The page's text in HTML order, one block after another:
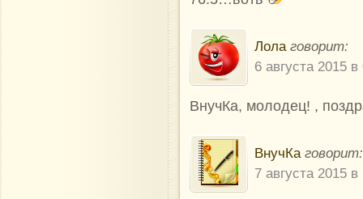
Лола говорит:
6 августа 2015 в
ВнучКа, молодец! ,
ВнучКа говорит:
7 августа 2015 в